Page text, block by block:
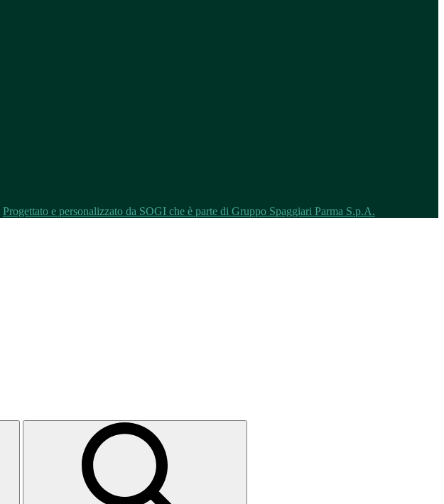
Progettato e personalizzato da SOGI che è parte di Gruppo Spaggiari Parma S.p.A.